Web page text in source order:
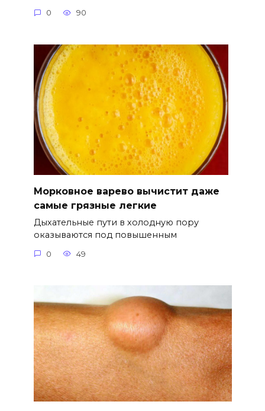
0 90
Морковное варево вычистит даже
самые грязные легкие
Дыхательные пути в холодную пору
оказываются под повышенным
0 49